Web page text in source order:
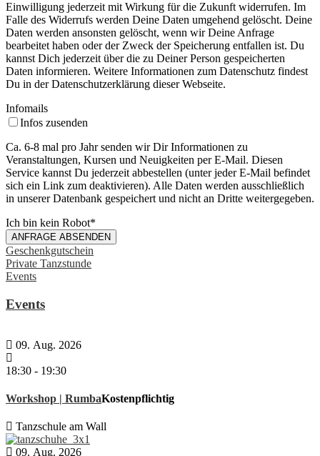
Einwilligung jederzeit mit Wirkung für die Zukunft widerrufen. Im
Falle des Widerrufs werden Deine Daten umgehend gelöscht. Deine
Daten werden ansonsten gelöscht, wenn wir Deine Anfrage
bearbeitet haben oder der Zweck der Speicherung entfallen ist. Du
kannst Dich jederzeit über die zu Deiner Person gespeicherten
Daten informieren. Weitere Informationen zum Datenschutz findest
Du in der Datenschutzerklärung dieser Webseite.
Infomails
Infos zusenden
Ca. 6-8 mal pro Jahr senden wir Dir Informationen zu
Veranstaltungen, Kursen und Neuigkeiten per E-Mail. Diesen
Service kannst Du jederzeit abbestellen (unter jeder E-Mail befindet
sich ein Link zum deaktivieren). Alle Daten werden ausschließlich
in unserer Datenbank gespeichert und nicht an Dritte weitergegeben.
Ich bin kein Robot*
ANFRAGE ABSENDEN
Your
Website*
Geschenkgutschein
Private Tanzstunde
Events
Events
09. Aug. 2026
18:30 - 19:30
Workshop | RumbaKostenpflichtig
Tanzschule am Wall
09. Aug. 2026